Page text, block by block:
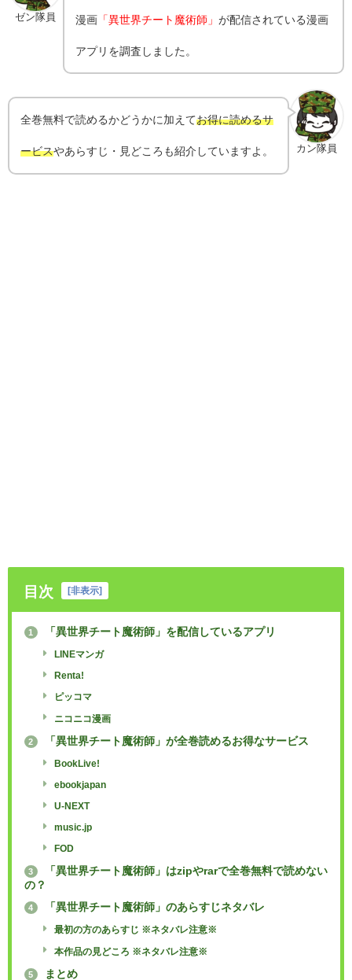
ゼン隊員 漫画 「異世界チート魔術師」が配信されている漫画
アプリを調査しました。
カン隊員
全巻無料で読めるかどうかに加えてお得に読めるサ
ービスやあらすじ・見どころも紹介していますよ。
目次 [非表示]
1 「異世界チート魔術師」を配信しているアプリ
LINEマンガ
Renta!
ピッコマ
ニコニコ漫画
2 「異世界チート魔術師」が全巻読めるお得なサービス
BookLive!
ebookjapan
U-NEXT
music.jp
FOD
3
「異世界チート魔術師」はzipやrarで全巻無料で読めない
の？
4 「異世界チート魔術師」のあらすじネタバレ
最初の方のあらすじ ※ネタバレ注意※
本作品の見どころ ※ネタバレ注意※
5 まとめ